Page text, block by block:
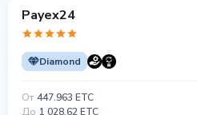
Payex24
Diamond
От 447.963 ETC
До 1 028.62 ETC